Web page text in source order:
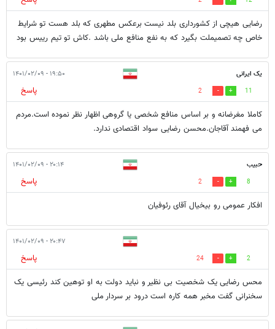
رضایی هیچی از کشورداری بلد نیست برعکس مطهری که بلد هست تو شرایط
خاص چه تصمیملت بگیرد که به نفع منافع ملی باشد .کاش تو تیم رییس بود
یک ایرانی ۱۹:۵۰ - ۱۴۰۱/۰۲/۰۹
11
2
پاسخ
کاملا مغرضانه و بر اساس منافع شخصی یا گروهی اظهار نظر نموده است.مردم
می فهمند آقاجان.محسن رضایی سواد اقتصادی ندارد.
حبیب ۲۰:۱۴ - ۱۴۰۱/۰۲/۰۹
8
2
پاسخ
افکار عمومی رو بیخیال آقای رئوفیان
۲۰:۴۷ - ۱۴۰۱/۰۲/۰۹
2
24
پاسخ
محس رضایی یک شخصیت بی نظیر و نباید دولت به او توهین کند رئیسی یک
سخنرانی گفت مخبر همه کاره است درود بر سردار ملی